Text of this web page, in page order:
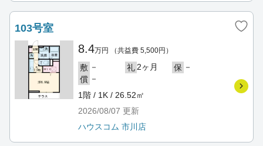
103号室
8.4万円 （共益費 5,500円）
敷 － 礼 2ヶ月 保 －
償 －
1階 / 1K / 26.52㎡
2026/08/07 更新
ハウスコム 市川店